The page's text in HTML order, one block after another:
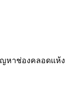
หาช่องคลอดแห้ง